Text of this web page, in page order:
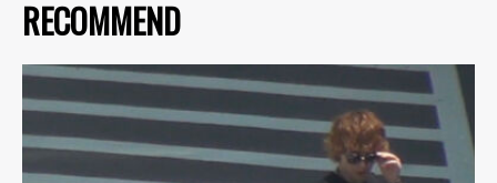
RECOMMEND